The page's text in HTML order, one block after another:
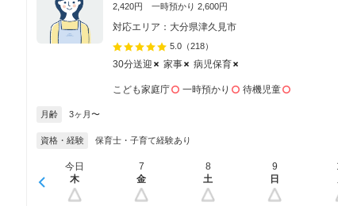
2,420円 一時預かり 2,600円
対応エリア：大分県津久見市
5.0 （218）
30分送迎 家事 病児保育
こども家庭庁 一時預かり 待機児童
月齢 3ヶ月〜
資格・経験 保育士・子育て経験あり
今日
木
7
金
8
土
9
日